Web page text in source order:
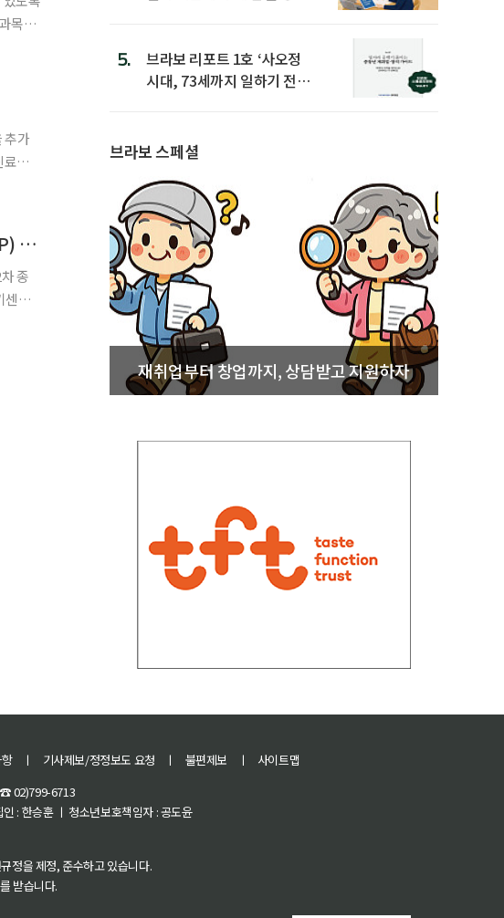
목·
추가
윌스기념병원, 소화기센터 안성민 과장 영입…췌담도내시경(ERCP) 진료 본격화
센터
5.
브라보 리포트 1호 ‘사오정
시대, 73세까지 일하기 전략’
브라보 스페셜
재취업부터 창업까지, 상담받고 지원하자
ㅣ 기사제보/정정보도 요청 ㅣ 불편제보 ㅣ
사이트맵
☎ 02)799-6713
: 한승훈 ㅣ 청소년보호책임자 : 공도윤
정을 제정, 준수하고 있습니다.
받습니다.